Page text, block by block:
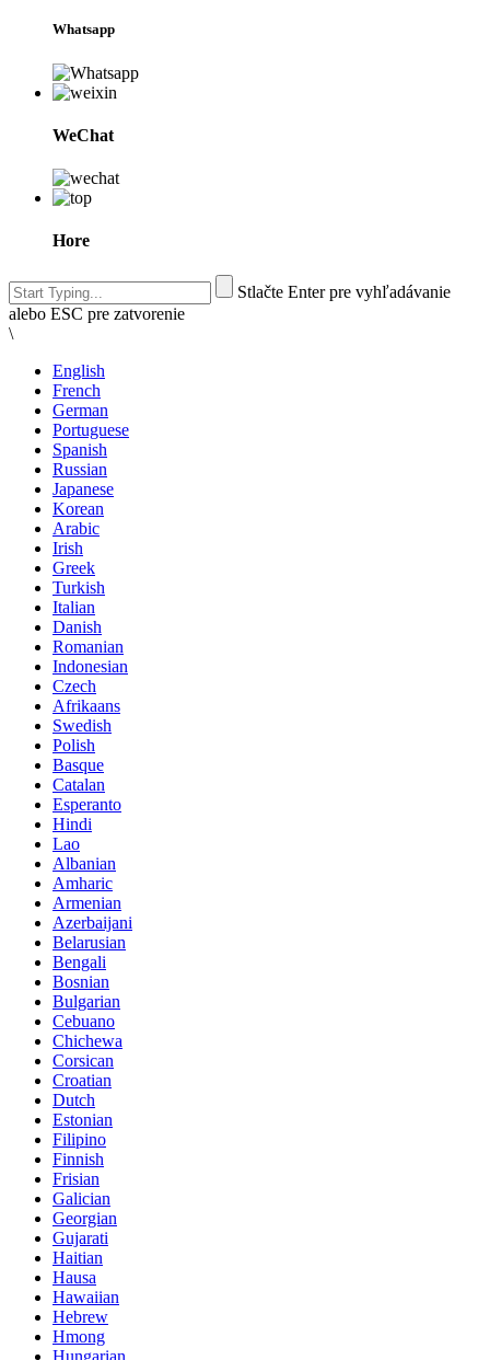
Whatsapp
WeChat
Hore
Stlačte Enter pre vyhľadávanie
alebo ESC pre zatvorenie
\
English
French
German
Portuguese
Spanish
Russian
Japanese
Korean
Arabic
Irish
Greek
Turkish
Italian
Danish
Romanian
Indonesian
Czech
Afrikaans
Swedish
Polish
Basque
Catalan
Esperanto
Hindi
Lao
Albanian
Amharic
Armenian
Azerbaijani
Belarusian
Bengali
Bosnian
Bulgarian
Cebuano
Chichewa
Corsican
Croatian
Dutch
Estonian
Filipino
Finnish
Frisian
Galician
Georgian
Gujarati
Haitian
Hausa
Hawaiian
Hebrew
Hmong
Hungarian